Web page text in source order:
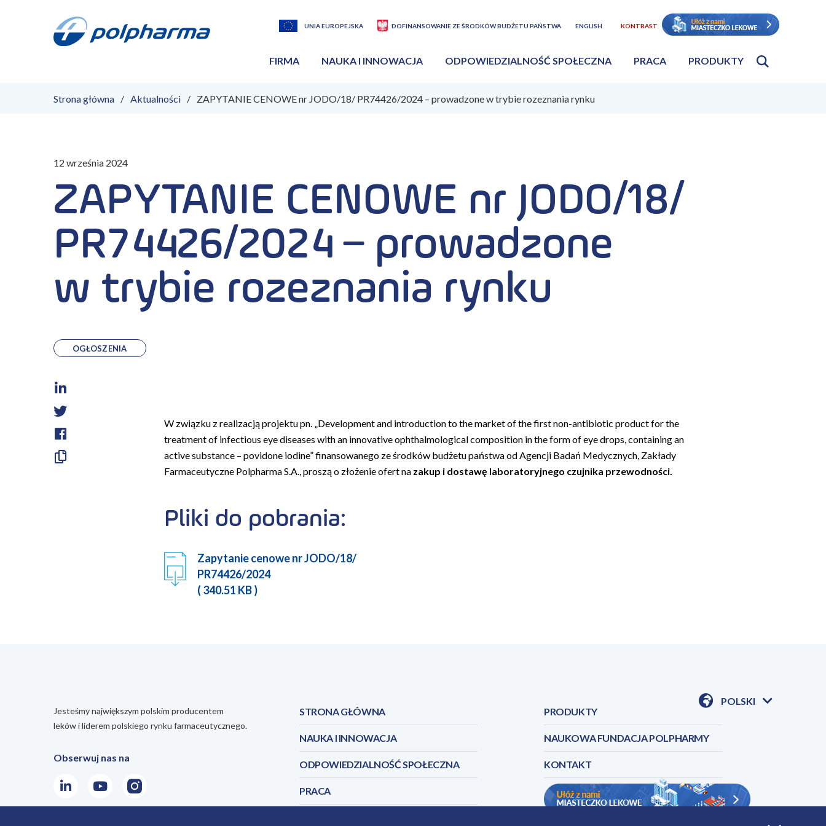
UNIA EUROPEJSKA DOFINANSOWANIE ZE ŚRODKÓW BUDŻETU PAŃSTWA ENGLISH KONTRAST
FIRMA NAUKA I INNOWACJA ODPOWIEDZIALNOŚĆ SPOŁECZNA PRACA PRODUKTY
Strona główna Aktualności ZAPYTANIE CENOWE nr JODO/18/ PR74426/2024 – prowadzone w trybie rozeznania rynku
12 września 2024
ZAPYTANIE CENOWE nr JODO/18/
PR74426/2024 – prowadzone
w trybie rozeznania rynku
OGŁOSZENIA
Skopiuj
W związku z realizacją projektu pn. „Development and introduction to the market of the first non-antibiotic product for the
treatment of infectious eye diseases with an innovative ophthalmological composition in the form of eye drops, containing an
active substance – povidone iodine”finansowanego ze środków budżetu państwa od Agencji Badań Medycznych, Zakłady
Farmaceutyczne Polpharma S.A., proszą o złożenie ofert na zakup i dostawę laboratoryjnego czujnika przewodności.
Pliki do pobrania:
Zapytanie cenowe nr JODO/18/
PR74426/2024
( 340.51 KB )
POLSKI
Jesteśmy największym polskim producentem
leków i liderem polskiego rynku farmaceutycznego.
Obserwuj nas na
LinkedInYoutube
STRONA GŁÓWNA
NAUKA I INNOWACJA
ODPOWIEDZIALNOŚĆ SPOŁECZNA
PRACA
PRODUKTY
NAUKOWA FUNDACJA POLPHARMY
KONTAKT